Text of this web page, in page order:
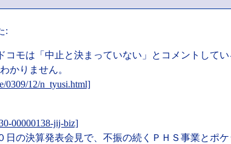
:
モは「中止と決まっていない」とコメントして
かりません。
0309/12/n_tyusi.html]
00000138-jij-biz]
日の決算発表会見で、不振の続くＰＨＳ事業とポ